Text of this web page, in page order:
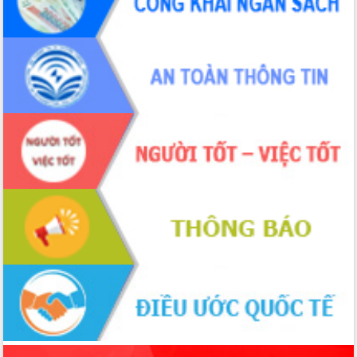
cải cách hành chính tỉnh Đắk Lắk
Kết nối tour, đẩy mạnh chuyển đổi số
để phát triển du lịch Đắk Lắk
Khởi động Dự án Đầu tư xây dựng hạ
tầng kỹ thuật Cụm công nghiệp Tân
Tiến
Gặp mặt các cơ quan báo chí nhân Kỷ
niệm 101 năm Ngày Báo chí Cách
mạng Việt Nam
Đắk Lắk sơ kết 4 năm triển khai thực
hiện Đề án 06 của Chính phủ
Họp báo thông tin về Hội nghị Công bố
Quy hoạch và Xúc tiến đầu tư tỉnh Đắk
Lắk
Khơi thông điểm nghẽn, đẩy nhanh
giải ngân vốn khắc phục thiên tai
HĐND tỉnh thông qua điều chỉnh Quy
hoạch tỉnh thời kỳ 2021-2030
Hội thảo góp ý hồ sơ điều chỉnh quy
hoạch tỉnh Đắk Lắk thời kỳ 2021-2030,